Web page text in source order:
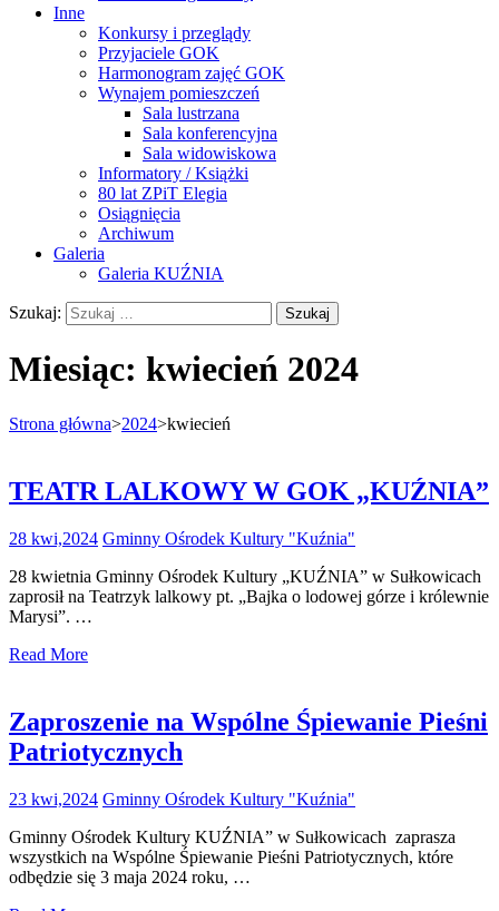
Inne
Konkursy i przeglądy
Przyjaciele GOK
Harmonogram zajęć GOK
Wynajem pomieszczeń
Sala lustrzana
Sala konferencyjna
Sala widowiskowa
Informatory / Książki
80 lat ZPiT Elegia
Osiągnięcia
Archiwum
Galeria
Galeria KUŹNIA
Szukaj:
Miesiąc: kwiecień 2024
Strona główna>2024>kwiecień
TEATR LALKOWY W GOK „KUŹNIA”
28 kwi,2024 Gminny Ośrodek Kultury "Kuźnia"
28 kwietnia Gminny Ośrodek Kultury „KUŹNIA” w Sułkowicach
zaprosił na Teatrzyk lalkowy pt. „Bajka o lodowej górze i królewnie
Marysi”. …
Read More
Zaproszenie na Wspólne Śpiewanie Pieśni
Patriotycznych
23 kwi,2024 Gminny Ośrodek Kultury "Kuźnia"
Gminny Ośrodek Kultury KUŹNIA” w Sułkowicach zaprasza
wszystkich na Wspólne Śpiewanie Pieśni Patriotycznych, które
odbędzie się 3 maja 2024 roku, …